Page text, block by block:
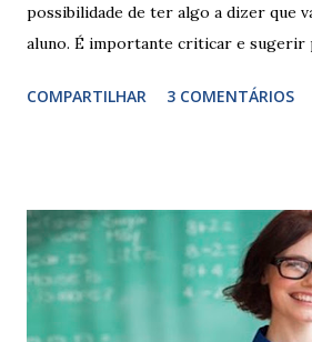
possibilidade de ter algo a dizer que
aluno. É importante criticar e sugerir
exercitação. E encontrar a melhor
sempre as intervenções feitas para
isso ressalta trabalho. SUGESTÕES DE
EXPRESSÕES PARA USO EM
escreve O aluno não sabe O aluno não
COMPARTILHAR 3 COMENTÁRIOS